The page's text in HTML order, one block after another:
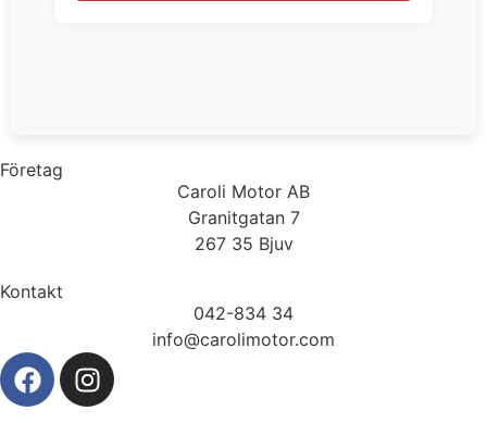
Företag
Caroli Motor AB
Granitgatan 7
267 35 Bjuv
Kontakt
042-834 34
info@carolimotor.com